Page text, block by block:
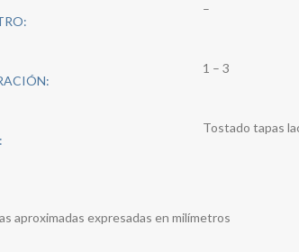
–
1 – 3
Tostado tapas
aproximadas expresadas en milímetros